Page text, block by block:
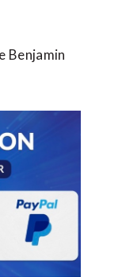
Benjamin